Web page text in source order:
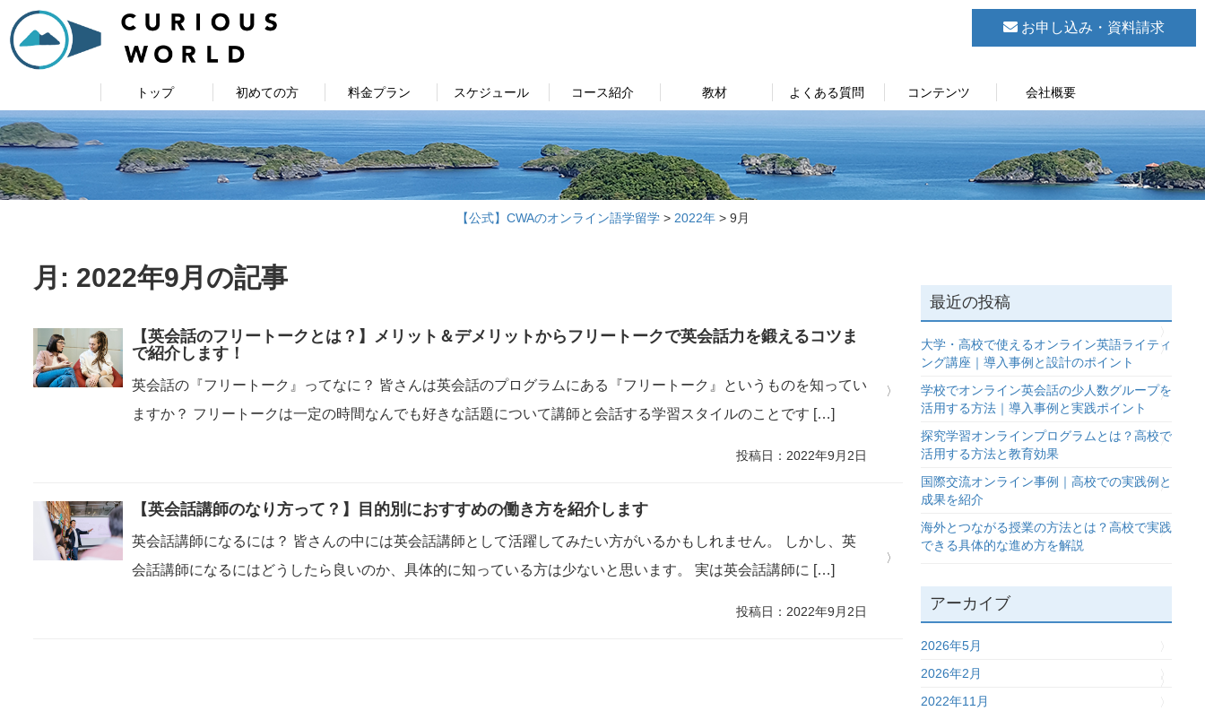
お申し込み・資料請求
トップ 初めての方 料金プラン スケジュール コース紹介 教材 よくある質問 コンテンツ 会社概要
【公式】CWAのオンライン語学留学> 2022年> 9月
月: 2022年9月 の記事
【英会話のフリートークとは？】メリット＆デメリットからフリートークで英会話力を鍛えるコツま
で紹介します！
英会話の『フリートーク』ってなに？ 皆さんは英会話のプログラムにある『フリートーク』というものを知ってい
ますか？ フリートークは一定の時間なんでも好きな話題について講師と会話する学習スタイルのことです […]
投稿日：2022年9月2日
【英会話講師のなり方って？】目的別におすすめの働き方を紹介します
英会話講師になるには？ 皆さんの中には英会話講師として活躍してみたい方がいるかもしれません。 しかし、英
会話講師になるにはどうしたら良いのか、具体的に知っている方は少ないと思います。 実は英会話講師に […]
投稿日：2022年9月2日
最近の投稿
大学・高校で使えるオンライン英語ライティ
ング講座｜導入事例と設計のポイント
学校でオンライン英会話の少人数グループを
活用する方法｜導入事例と実践ポイント
探究学習オンラインプログラムとは？高校で
活用する方法と教育効果
国際交流オンライン事例｜高校での実践例と
成果を紹介
海外とつながる授業の方法とは？高校で実践
できる具体的な進め方を解説
アーカイブ
2026年5月
2026年2月
2022年11月